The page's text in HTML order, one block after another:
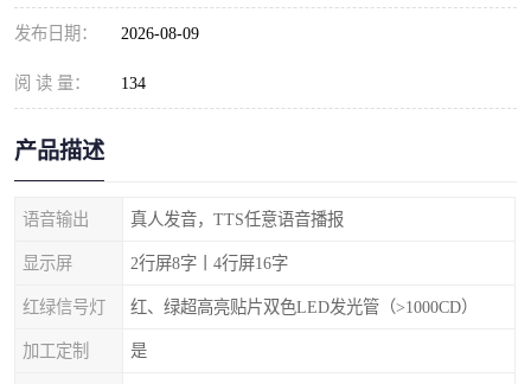
发布日期： 2026-08-09
阅 读 量： 134
产品描述
语音输出 真人发音，TTS任意语音播报
显示屏 2行屏8字丨4行屏16字
红绿信号灯 红、绿超高亮贴片双色LED发光管（>1000CD）
加工定制 是